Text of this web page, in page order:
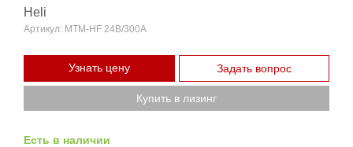
Heli
Артикул: MTM-HF 24В/300А
Узнать цену Задать вопрос
Купить в лизинг
Есть в наличии